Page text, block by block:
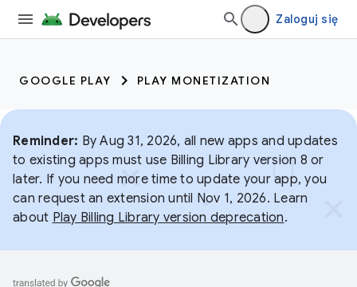
Zaloguj się
GOOGLE PLAY PLAY MONETIZATION
Reminder: By Aug 31, 2026, all new apps and updates
to existing apps must use Billing Library version 8 or
later. If you need more time to update your app, you
can request an extension until Nov 1, 2026. Learn
about Play Billing Library version deprecation.